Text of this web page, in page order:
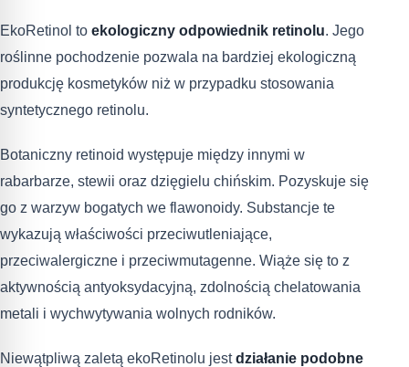
EkoRetinol to ekologiczny odpowiednik retinolu. Jego
roślinne pochodzenie pozwala na bardziej ekologiczną
produkcję kosmetyków niż w przypadku stosowania
syntetycznego retinolu.
Botaniczny retinoid występuje między innymi w
rabarbarze, stewii oraz dzięgielu chińskim. Pozyskuje się
go z warzyw bogatych we flawonoidy. Substancje te
wykazują właściwości przeciwutleniające,
przeciwalergiczne i przeciwmutagenne. Wiąże się to z
aktywnością antyoksydacyjną, zdolnością chelatowania
metali i wychwytywania wolnych rodników.
Niewątpliwą zaletą ekoRetinolu jestdziałanie podobne